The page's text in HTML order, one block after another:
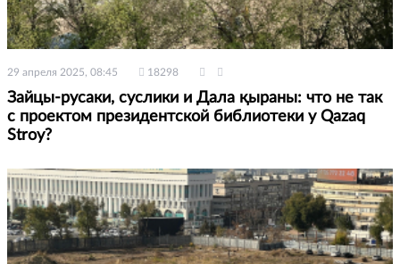
29 апреля 2025, 08:45 18298
Зайцы-русаки, суслики и Дала қыраны: что не так
с проектом президентской библиотеки у Qazaq
Stroy?